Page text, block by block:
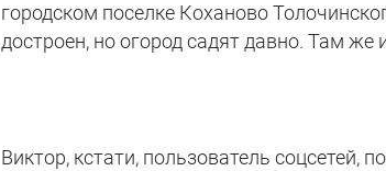
городском поселке Коханово
достроен, но огород садят давно. Там же
Виктор, кстати, пользователь соцсетей,